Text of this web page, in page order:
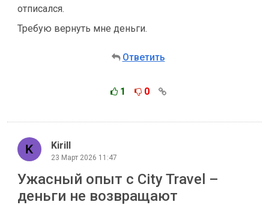
отписался.
Требую вернуть мне деньги.
Ответить
1 0
Kirill
23 Март 2026 11:47
Ужасный опыт с City Travel –
деньги не возвращают